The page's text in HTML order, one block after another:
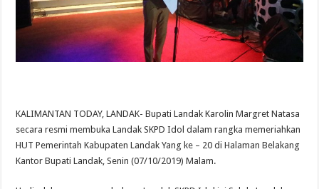
KALIMANTAN TODAY, LANDAK- Bupati Landak Karolin Margret Natasa
secara resmi membuka Landak SKPD Idol dalam rangka memeriahkan
HUT Pemerintah Kabupaten Landak Yang ke – 20 di Halaman Belakang
Kantor Bupati Landak, Senin (07/10/2019) Malam.